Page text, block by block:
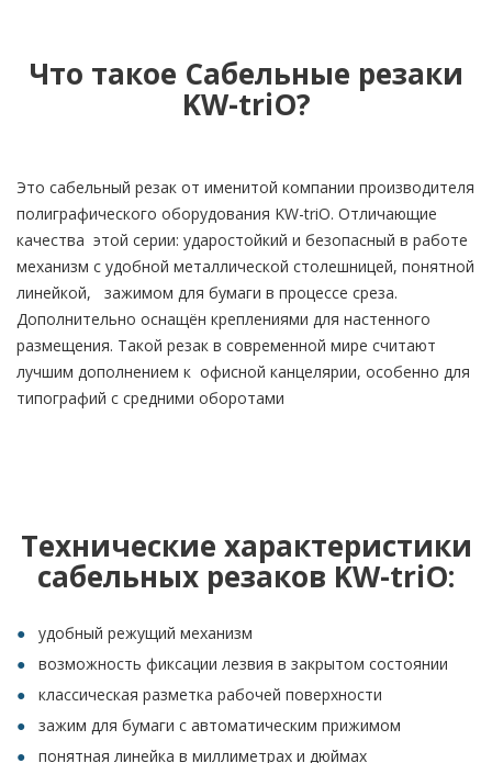
Что такое Сабельные резаки
KW-triO?
Это сабельный резак от именитой компании производителя
полиграфического оборудования KW-triO. Отличающие
качества этой серии: ударостойкий и безопасный в работе
механизм с удобной металлической столешницей, понятной
линейкой, зажимом для бумаги в процессе среза.
Дополнительно оснащён креплениями для настенного
размещения. Такой резак в современной мире считают
лучшим дополнением к офисной канцелярии, особенно для
типографий с средними оборотами
Технические характеристики
сабельных резаков KW-triO:
удобный режущий механизм
возможность фиксации лезвия в закрытом состоянии
классическая разметка рабочей поверхности
зажим для бумаги с автоматическим прижимом
понятная линейка в миллиметрах и дюймах